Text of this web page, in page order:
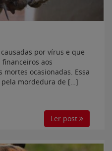
por vírus e que
aos
ocasionadas. Essa
mordedura de […]
Ler post